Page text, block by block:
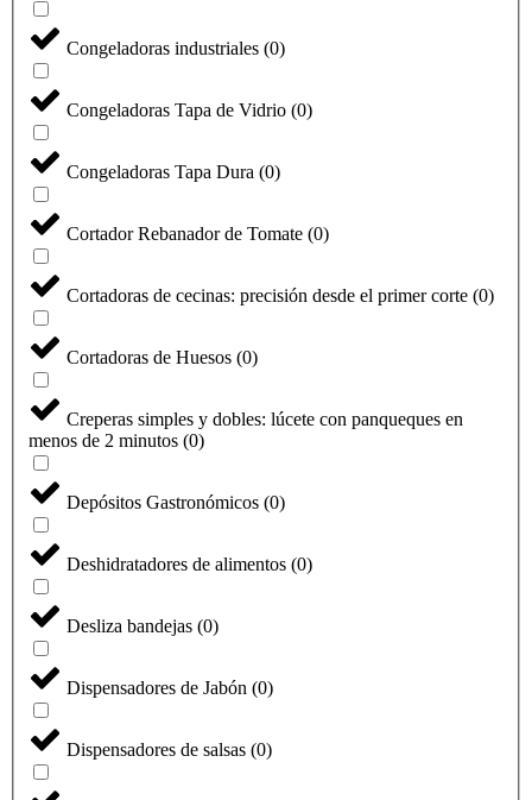
Congeladoras industriales (0)
Congeladoras Tapa de Vidrio (0)
Congeladoras Tapa Dura (0)
Cortador Rebanador de Tomate (0)
Cortadoras de cecinas: precisión desde el primer corte (0)
Cortadoras de Huesos (0)
Creperas simples y dobles: lúcete con panqueques en
menos de 2 minutos (0)
Depósitos Gastronómicos (0)
Deshidratadores de alimentos (0)
Desliza bandejas (0)
Dispensadores de Jabón (0)
Dispensadores de salsas (0)